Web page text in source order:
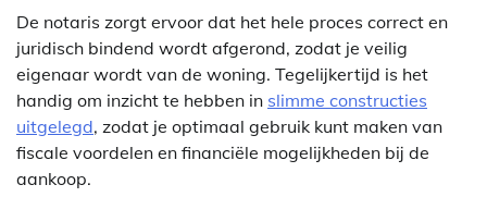
De notaris zorgt ervoor dat het hele proces correct en
juridisch bindend wordt afgerond, zodat je veilig
eigenaar wordt van de woning. Tegelijkertijd is het
handig om inzicht te hebben in slimme constructies
uitgelegd, zodat je optimaal gebruik kunt maken van
fiscale voordelen en financiële mogelijkheden bij de
aankoop.